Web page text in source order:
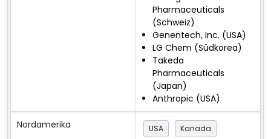
Pharmaceuticals
(Schweiz)
Genentech, Inc. (USA)
LG Chem (Südkorea)
Takeda
Pharmaceuticals
(Japan)
Anthropic (USA)
Nordamerika USA
Kanada